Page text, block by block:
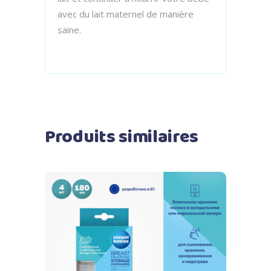
avec du lait maternel de manière
saine.
Produits similaires
Ajouter au panier